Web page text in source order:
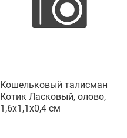
Кошельковый талисман
Котик Ласковый, олово,
1,6х1,1х0,4 см